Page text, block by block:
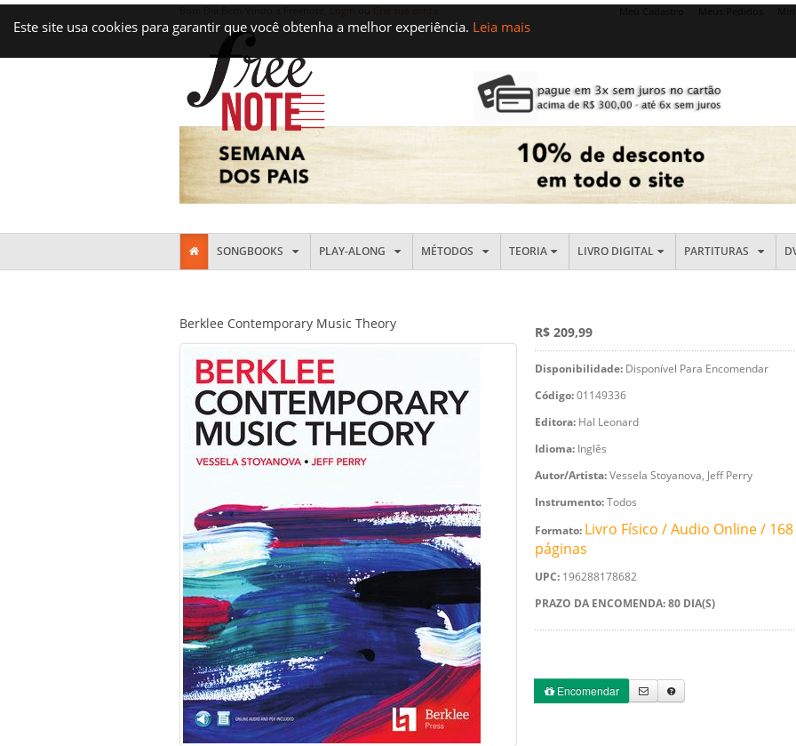
Este site usa cookies para garantir que você obtenha a melhor experiência. Leia mais
SONGBOOKS PLAY-ALONG MÉTODOS TEORIA LIVRO DIGITAL PARTITURAS
Berklee Contemporary Music Theory
R$ 209,99
Disponibilidade: Disponível Para Encomendar
Código:01149336
Editora: Hal Leonard
Idioma: Inglês
Autor/Artista:Vessela Stoyanova, Jeff Perry
Instrumento:Todos
Formato: Livro Físico / Audio Online / 168
páginas
UPC: 196288178682
PRAZO DA ENCOMENDA: 80 DIA(S)
Encomendar